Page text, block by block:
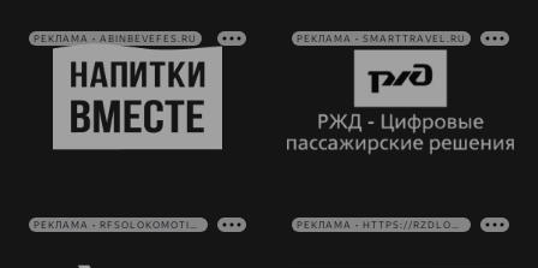
РЕКЛАМА • ABINBEVEFES.RU РЕКЛАМА • SMARTTRAVEL.RU